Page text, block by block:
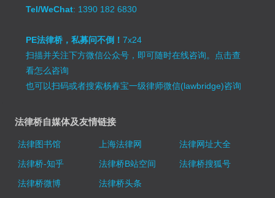
Tel/WeChat: 1390 182 6830
PE法律桥，私募问不倒！7x24
扫描并关注下方微信公众号，即可随时在线咨询。 点击查
看怎么咨询
也可以扫码或者搜索杨春宝一级律师微信(lawbridge)咨询
法律桥自媒体及友情链接
法律图书馆 上海法律网
法律网址大全
法律桥-知乎
法律桥B站空间
法律桥搜狐号
法律桥微博
法律桥头条